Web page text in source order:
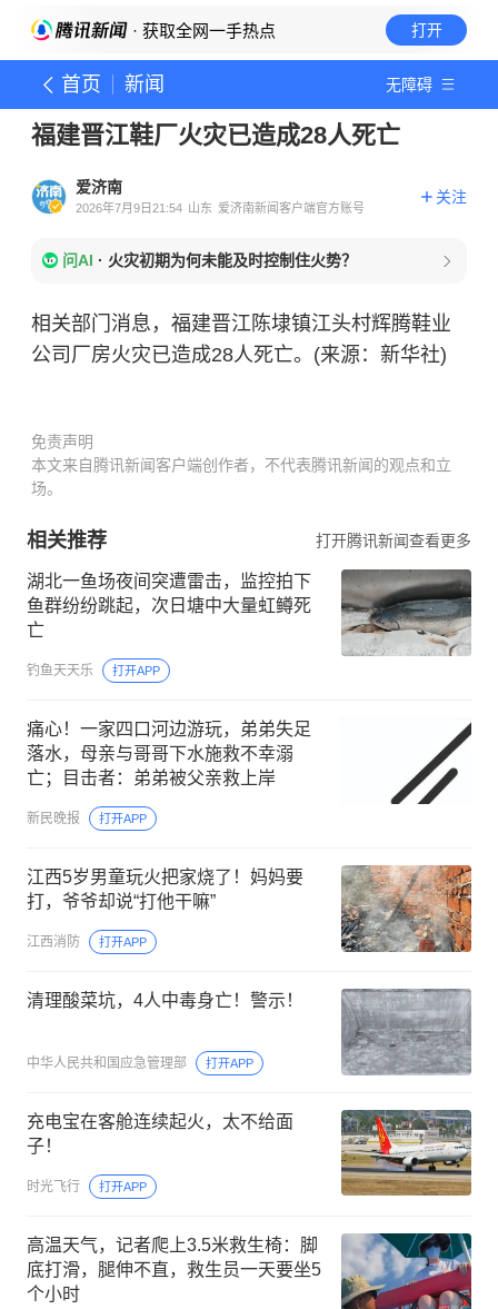
· 获取全网一手热点 打开
首页 新闻 无障碍
福建晋江鞋厂火灾已造成28人死亡
爱济南
2026年7月9日21:54 山东 爱济南新闻客户端官方账号
关注
问AI · 火灾初期为何未能及时控制住火势？
相关部门消息，福建晋江陈埭镇江头村辉腾鞋业
公司厂房火灾已造成28人死亡。(来源：新华社)
免责声明
本文来自腾讯新闻客户端创作者，不代表腾讯新闻的观点和立
场。
相关推荐 打开腾讯新闻查看更多
湖北一鱼场夜间突遭雷击，监控拍下
鱼群纷纷跳起，次日塘中大量虹鳟死
亡
钓鱼天天乐 打开APP
痛心！一家四口河边游玩，弟弟失足
落水，母亲与哥哥下水施救不幸溺
亡；目击者：弟弟被父亲救上岸
新民晚报 打开APP
江西5岁男童玩火把家烧了！妈妈要
打，爷爷却说“打他干嘛”
江西消防 打开APP
清理酸菜坑，4人中毒身亡！警示！
中华人民共和国应急管理部 打开APP
充电宝在客舱连续起火，太不给面
子！
时光飞行 打开APP
高温天气，记者爬上3.5米救生椅：脚
底打滑，腿伸不直，救生员一天要坐5
个小时